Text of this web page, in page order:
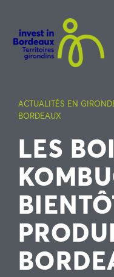
ACTUALITÉS EN
BORDEAUX
LES